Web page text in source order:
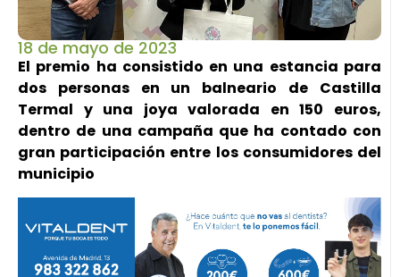
18 de mayo de 2023
El premio ha consistido en una estancia para
dos personas en un balneario de Castilla
Termal y una joya valorada en 150 euros,
dentro de una campaña que ha contado con
gran participación entre los consumidores del
municipio